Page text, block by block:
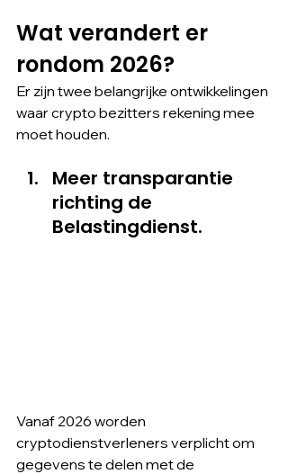
Wat verandert er
rondom 2026?
Er zijn twee belangrijke ontwikkelingen
waar crypto bezitters rekening mee
moet houden.
Meer transparantie
richting de
Belastingdienst.
Vanaf 2026 worden
cryptodienstverleners verplicht om
gegevens te delen met de